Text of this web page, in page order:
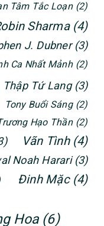
Tâm Tắc Loạn (2)
Sharma (4)
J. Dubner (3)
Ca Nhất Mảnh (2)
Thập Tứ Lang (3)
Tony Buổi Sáng (2)
Hạo Thần (2)
Vãn Tình (4)
Noah Harari (3)
Đinh Mặc (4)
Hoa (6)